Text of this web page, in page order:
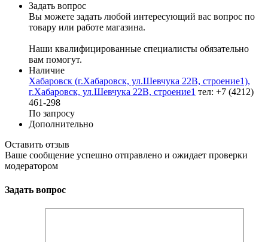
Задать вопрос
Вы можете задать любой интересующий вас вопрос по
товару или работе магазина.
Наши квалифицированные специалисты обязательно
вам помогут.
Наличие
Хабаровск (г.Хабаровск, ул.Шевчука 22В, строение1),
г.Хабаровск, ул.Шевчука 22В, строение1 тел: +7 (4212)
461-298
По запросу
Дополнительно
Оставить отзыв
Ваше сообщение успешно отправлено и ожидает проверки
модератором
Задать вопрос